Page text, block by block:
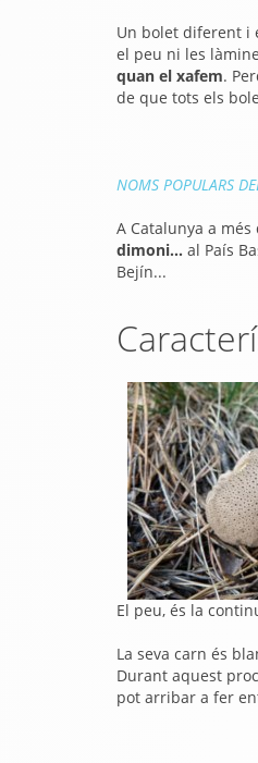
Un bolet diferent i
el peu ni les
quan el xafem.
de que tots els
NOMS POPULARS
A Catalunya a més
dimoni... al País
Bejín...
El peu, és la
La seva carn és
Durant aquest
pot arribar a fer